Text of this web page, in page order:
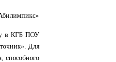
в КГБ ПОУ
Для
способного